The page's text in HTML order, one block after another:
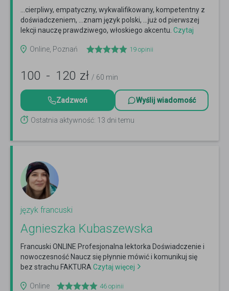
...cierpliwy, empatyczny, wykwalifikowany, kompetentny z
doświadczeniem, ...znam język polski, ...już od pierwszej
lekcji nauczę prawdziwego, włoskiego akcentu. Czytaj
Online, Poznań
19 opinii
100 - 120 zł / 60 min
Zadzwoń Wyślij wiadomość
Ostatnia aktywność: 13 dni temu
język francuski
Agnieszka Kubaszewska
Francuski ONLINE Profesjonalna lektorka Doświadczenie i
nowoczesność Naucz się płynnie mówić i komunikuj się
bez strachu FAKTURACzytaj więcej
Online 46 opinii